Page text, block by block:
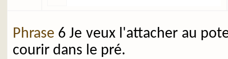
Phrase 6 Je veux l'attacher au
courir dans le pré.